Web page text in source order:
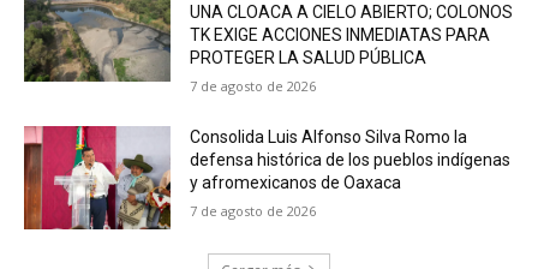
UNA CLOACA A CIELO ABIERTO; COLONOS
TK EXIGE ACCIONES INMEDIATAS PARA
PROTEGER LA SALUD PÚBLICA
7 de agosto de 2026
Consolida Luis Alfonso Silva Romo la
defensa histórica de los pueblos indígenas
y afromexicanos de Oaxaca
7 de agosto de 2026